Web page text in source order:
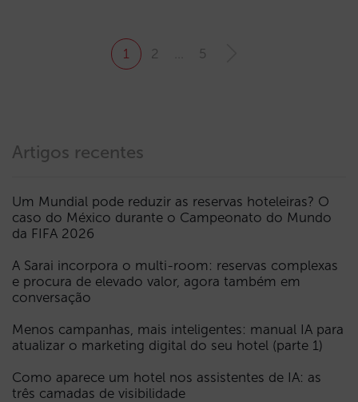
1 2 5
Artigos recentes
Um Mundial pode reduzir as reservas hoteleiras? O
caso do México durante o Campeonato do Mundo
da FIFA 2026
A Sarai incorpora o multi-room: reservas complexas
e procura de elevado valor, agora também em
conversação
Menos campanhas, mais inteligentes: manual IA para
atualizar o marketing digital do seu hotel (parte 1)
Como aparece um hotel nos assistentes de IA: as
três camadas de visibilidade